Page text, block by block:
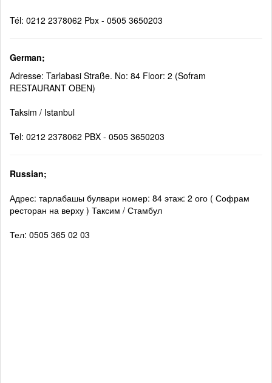
Tél: 0212 2378062 Pbx - 0505 3650203
German;
Adresse: Tarlabasi Straße. No: 84 Floor: 2 (Sofram
RESTAURANT OBEN)
Taksim / Istanbul
Tel: 0212 2378062 PBX - 0505 3650203
Russian;
Адрес: тарлабашы булвари номер: 84 этаж: 2 ого ( Софрам
ресторан на верху ) Таксим / Стамбул
Тел: 0505 365 02 03